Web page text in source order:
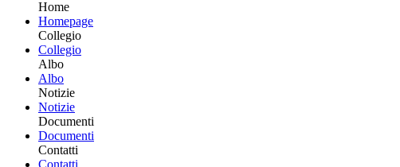
Home
Homepage
Collegio
Collegio
Albo
Albo
Notizie
Notizie
Documenti
Documenti
Contatti
Contatti